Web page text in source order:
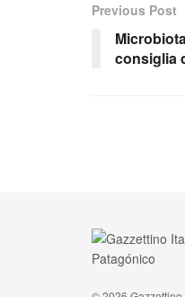
Previous Post
consiglia